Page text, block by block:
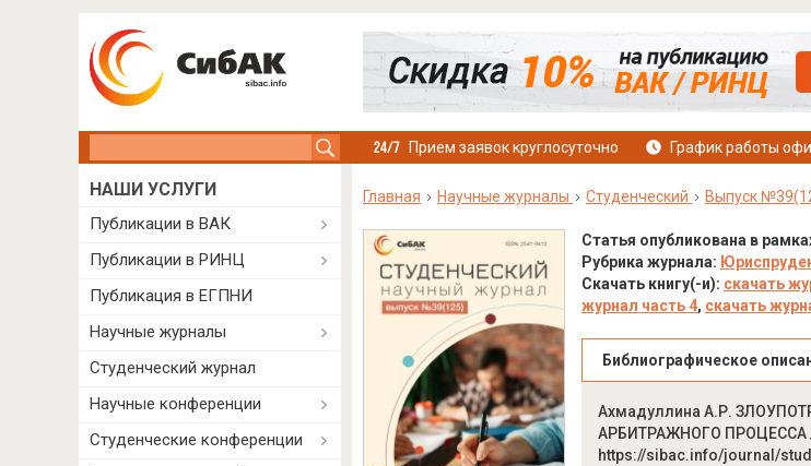
Прием заявок круглосуточно График работы
Главная Научные журналы Студенческий Выпуск
Статья опубликована в
Рубрика журнала:
Скачать книгу(-и): скачать
журнал часть 4, скачать
Библиографическое
Ахмадуллина А.Р.
АРБИТРАЖНОГО ПРОЦЕССА //
https://sibac.info/journal/
НАШИ УСЛУГИ
Публикации в ВАК
Публикации в РИНЦ
Публикация в ЕГПНИ
Научные журналы
Студенческий журнал
Научные конференции
Студенческие конференции